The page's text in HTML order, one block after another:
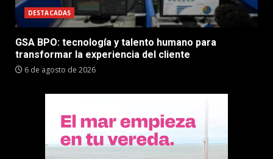
DESTACADAS
GSA BPO: tecnología y talento humano para
transformar la experiencia del cliente
6 de agosto de 2026